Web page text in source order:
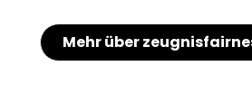
Mehr über